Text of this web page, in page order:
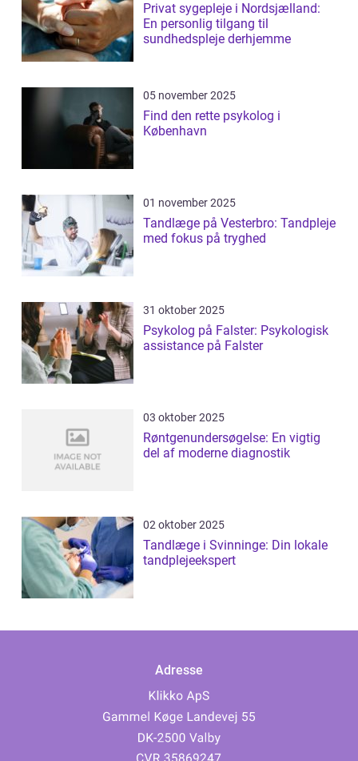
Privat sygepleje i Nordsjælland:
En personlig tilgang til
sundhedspleje derhjemme
05 november 2025
Find den rette psykolog i
København
01 november 2025
Tandlæge på Vesterbro: Tandpleje
med fokus på tryghed
31 oktober 2025
Psykolog på Falster: Psykologisk
assistance på Falster
03 oktober 2025
Røntgenundersøgelse: En vigtig
del af moderne diagnostik
02 oktober 2025
Tandlæge i Svinninge: Din lokale
tandplejeekspert
Adresse